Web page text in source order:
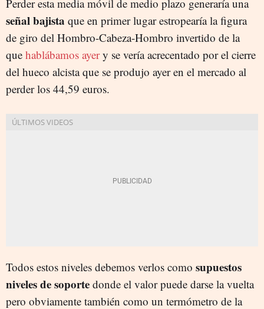
Perder esta media móvil de medio plazo generaría una
señal bajista que en primer lugar estropearía la figura
de giro del Hombro-Cabeza-Hombro invertido de la
que hablábamos ayery se vería acrecentado por el cierre
del hueco alcista que se produjo ayer en el mercado al
perder los 44,59 euros.
Todos estos niveles debemos verlos como supuestos
niveles de soporte donde el valor puede darse la vuelta
pero obviamente también como un termómetro de la